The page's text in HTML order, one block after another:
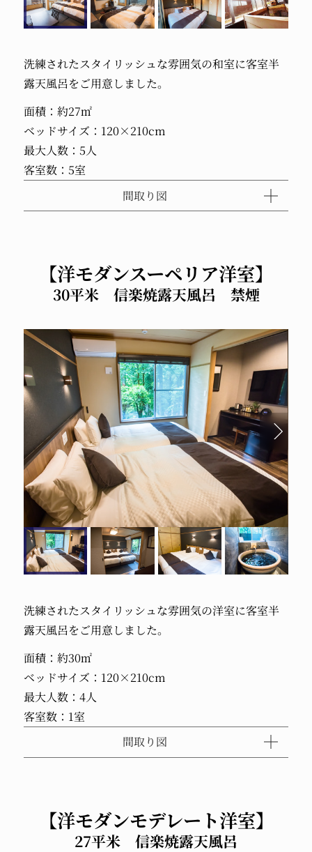
洗練されたスタイリッシュな雰囲気の和室に客室半
露天風呂をご用意しました。
面積：約27㎡
ベッドサイズ：120×210cm
最大人数：5人
客室数：5室
間取り図
【洋モダンスーペリア洋室】
30平米 信楽焼露天風呂 禁煙
洗練されたスタイリッシュな雰囲気の洋室に客室半
露天風呂をご用意しました。
面積：約30㎡
ベッドサイズ：120×210cm
最大人数：4人
客室数：1室
間取り図
【洋モダンモデレート洋室】
27平米 信楽焼露天風呂